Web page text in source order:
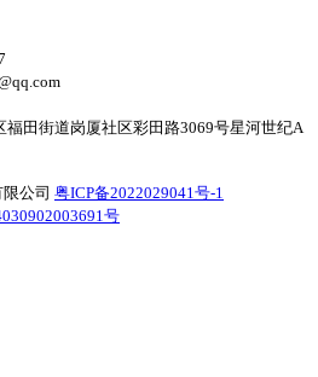
田街道岗厦社区彩田路3069号星河世纪A
公司 粤ICP备2022029041号-1
号